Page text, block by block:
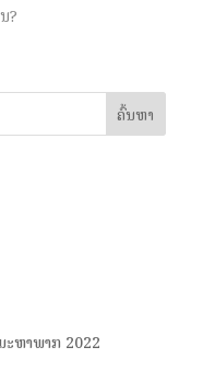
?
ະຫາພາກ 2022